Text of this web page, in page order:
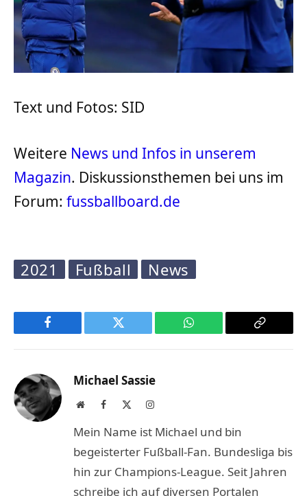
Text und Fotos: SID
Weitere News und Infos in unserem
Magazin. Diskussionsthemen bei uns im
Forum: fussballboard.de
2021 Fußball News
Facebook Twitter WhatsApp
Copy
Michael Sassie
WebsiteFacebook Instagram
Mein Name ist Michael und bin
begeisterter Fußball-Fan. Bundesliga bis
hin zur Champions-League. Seit Jahren
schreibe ich auf diversen Portalen